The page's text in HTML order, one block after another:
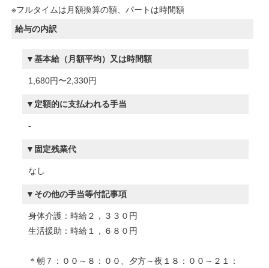
※フルタイムは月額換算の額、パートは時間額
給与の内訳
基本給（月額平均）又は時間額
1,680円〜2,330円
定額的に支払われる手当
-
固定残業代
なし
その他の手当等付記事項
身体介護：時給２，３３０円
生活援助：時給１，６８０円
＊朝７：００～８：００、夕方～夜１８：００～２１：